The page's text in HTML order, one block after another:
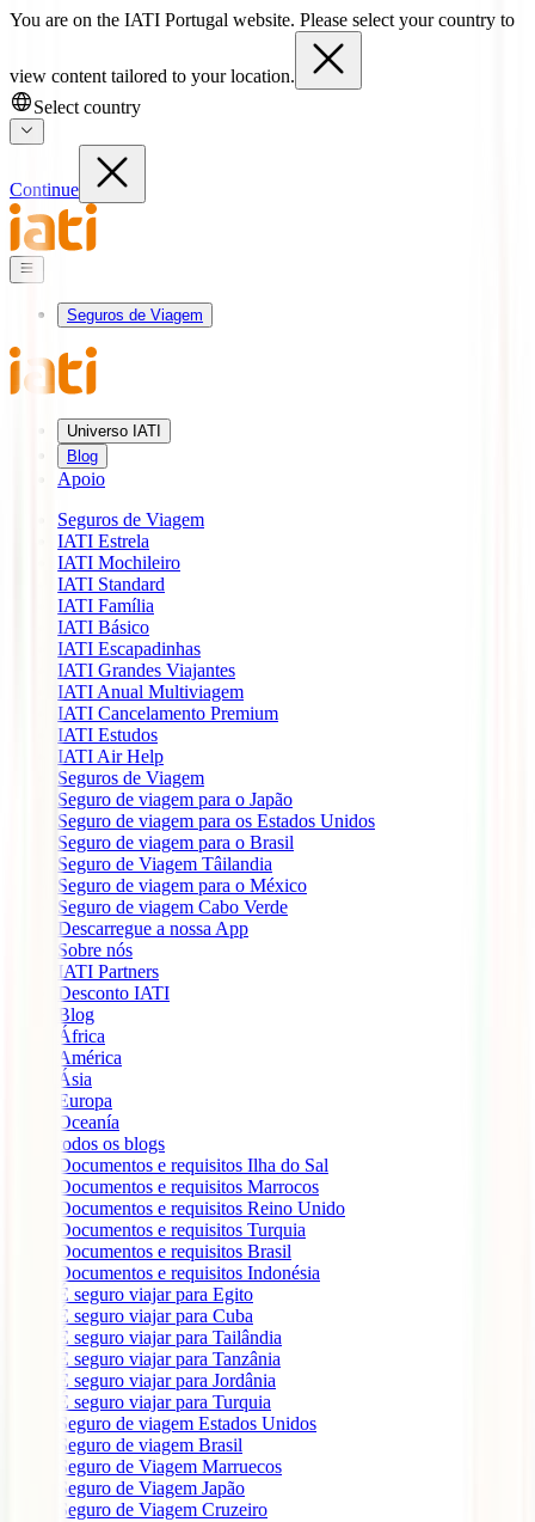
You are on the IATI Portugal website. Please select your country to
view content tailored to your location.
Select country
Continue
Seguros de Viagem
Universo IATI
Blog
Apoio
Seguros de Viagem
IATI Estrela
IATI Mochileiro
IATI Standard
IATI Família
IATI Básico
IATI Escapadinhas
IATI Grandes Viajantes
IATI Anual Multiviagem
IATI Cancelamento Premium
IATI Estudos
IATI Air Help
Seguros de Viagem
Seguro de viagem para o Japão
Seguro de viagem para os Estados Unidos
Seguro de viagem para o Brasil
Seguro de Viagem Tâilandia
Seguro de viagem para o México
Seguro de viagem Cabo Verde
Descarregue a nossa App
Sobre nós
IATI Partners
Desconto IATI
Blog
África
América
Ásia
Europa
Oceanía
todos os blogs
Documentos e requisitos Ilha do Sal
Documentos e requisitos Marrocos
Documentos e requisitos Reino Unido
Documentos e requisitos Turquia
Documentos e requisitos Brasil
Documentos e requisitos Indonésia
É seguro viajar para Egito
É seguro viajar para Cuba
É seguro viajar para Tailândia
É seguro viajar para Tanzânia
É seguro viajar para Jordânia
É seguro viajar para Turquia
Seguro de viagem Estados Unidos
Seguro de viagem Brasil
Seguro de Viagem Marruecos
Seguro de Viagem Japão
Seguro de Viagem Cruzeiro